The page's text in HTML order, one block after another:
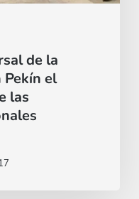
de la
el
las